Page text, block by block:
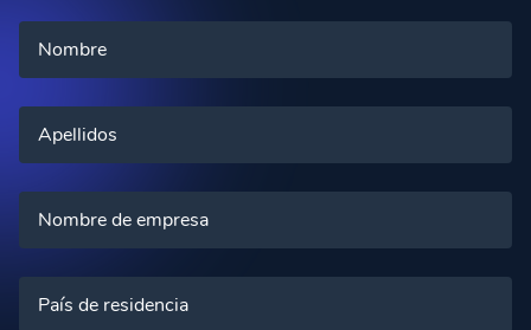
Nombre
Apellidos
Nombre de empresa
País de residencia